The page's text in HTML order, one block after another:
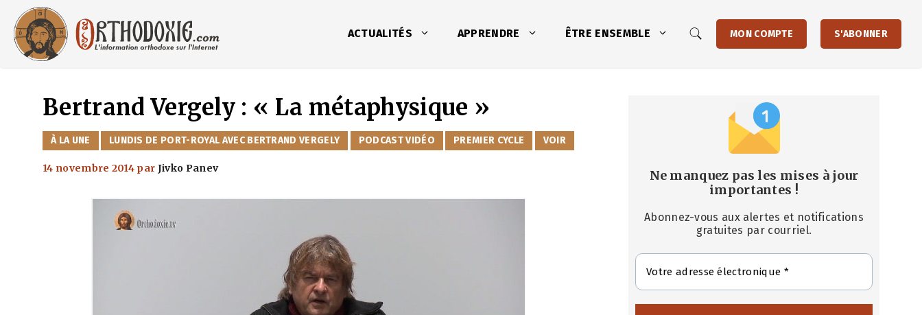
contenu
ACTUALITÉS APPRENDRE ÊTRE ENSEMBLE MON COMPTE S'ABONNER
Bertrand Vergely : « La métaphysique »
CATÉGORIES
À LA UNE LUNDIS DE PORT-ROYAL AVEC BERTRAND VERGELY PODCAST VIDÉO PREMIER CYCLE VOIR
14 novembre 2014 par Jivko Panev
Ne manquez pas les mises à jour
importantes !
Abonnez-vous aux alertes et notifications
gratuites par courriel.